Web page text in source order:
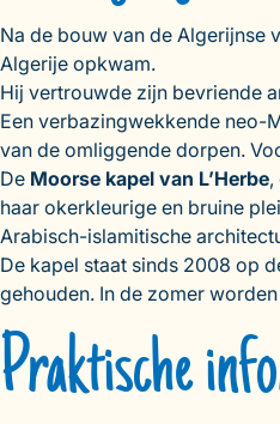
Na de bouw van de Algerijnse
Algerije opkwam.
Hij vertrouwde zijn bevriende
Een verbazingwekkende neo-
van de omliggende dorpen.
De Moorse kapel van L’Herbe,
haar okerkleurige en bruine
Arabisch-islamitische
De kapel staat sinds 2008 op
gehouden. In de zomer
Praktische